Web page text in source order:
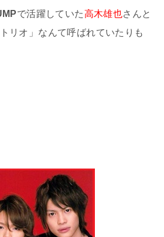
で活躍していた高木雄也さんと
リオ」なんて呼ばれていたりも